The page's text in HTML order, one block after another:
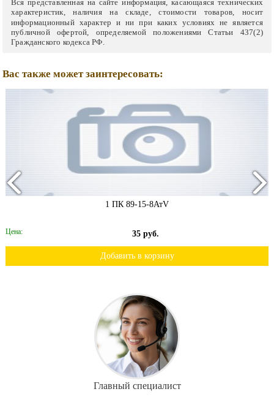
Вся представленная на сайте информация, касающаяся технических
характеристик, наличия на складе, стоимости товаров, носит
информационный характер и ни при каких условиях не является
публичной офертой, определяемой положениями Статьи 437(2)
Гражданского кодекса РФ.
Вас также может заинтересовать:
1 ПК 89-15-8АтV
Цена: 35 руб.
Добавить в корзину
Главный специалист